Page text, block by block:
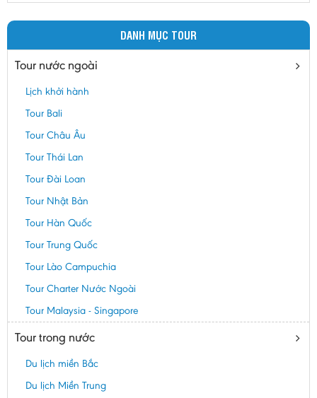
DANH MỤC TOUR
Tour nước ngoài
Lịch khởi hành
Tour Bali
Tour Châu Âu
Tour Thái Lan
Tour Đài Loan
Tour Nhật Bản
Tour Hàn Quốc
Tour Trung Quốc
Tour Lào Campuchia
Tour Charter Nước Ngoài
Tour Malaysia - Singapore
Tour trong nước
Du lịch miền Bắc
Du lịch Miền Trung